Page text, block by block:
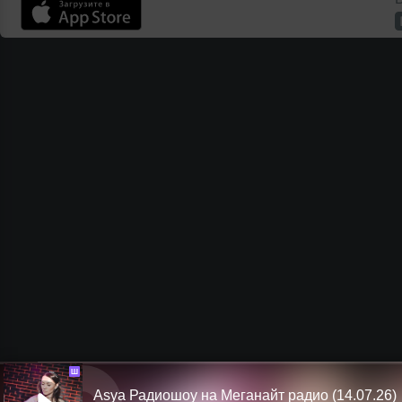
Ш
Asya Радиошоу на Меганайт радио (14.07.26)